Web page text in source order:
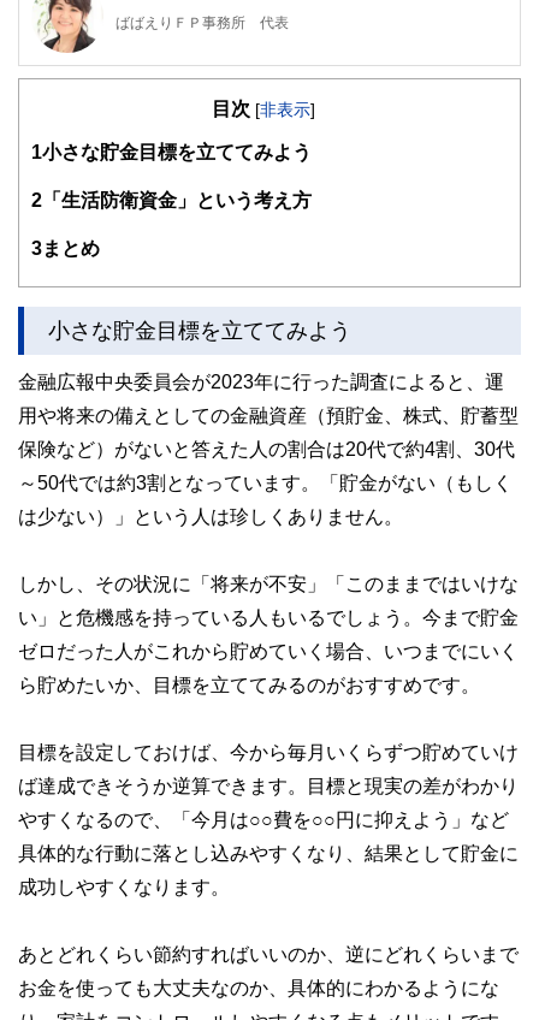
ばばえりＦＰ事務所 代表
自身が過去に「貧困女子」状態でつらい思いをしたことか
つわる業界での勤務を経て、独立。
過去の自分のような、お金や仕事で悩みを抱えつつ毎日がん
と思われて避けられがち、でも大切なお金の話を、ゆるくほ
ぐしてお伝えする仕事をしています。平成元年生まれの大阪
目次 [非表示]
1 小さな貯金目標を立ててみよう
2 「生活防衛資金」という考え方
3まとめ
小さな貯金目標を立ててみよう
金融広報中央委員会が2023年に行った調査によると、運
用や将来の備えとしての金融資産（預貯金、株式、貯蓄型
保険など）がないと答えた人の割合は20代で約4割、30代
～50代では約3割となっています。「貯金がない（もしく
は少ない）」という人は珍しくありません。
しかし、その状況に「将来が不安」「このままではいけな
い」と危機感を持っている人もいるでしょう。今まで貯金
ゼロだった人がこれから貯めていく場合、いつまでにいく
ら貯めたいか、目標を立ててみるのがおすすめです。
目標を設定しておけば、今から毎月いくらずつ貯めていけ
ば達成できそうか逆算できます。目標と現実の差がわかり
やすくなるので、「今月は○○費を○○円に抑えよう」など
具体的な行動に落とし込みやすくなり、結果として貯金に
成功しやすくなります。
あとどれくらい節約すればいいのか、逆にどれくらいまで
お金を使っても大丈夫なのか、具体的にわかるようにな